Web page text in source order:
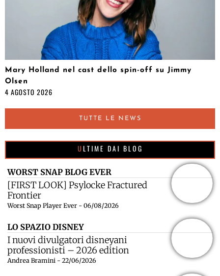
Mary Holland nel cast dello spin-off su Jimmy
Olsen
4 AGOSTO 2026
TUTTE LE NEWS
ULTIME DAI BLOG
WORST SNAP BLOG EVER
[FIRST LOOK] Psylocke Fractured
Frontier
Worst Snap Player Ever - 06/08/2026
LO SPAZIO DISNEY
I nuovi divulgatori disneyani
professionisti – 2026 edition
Andrea Bramini - 22/06/2026